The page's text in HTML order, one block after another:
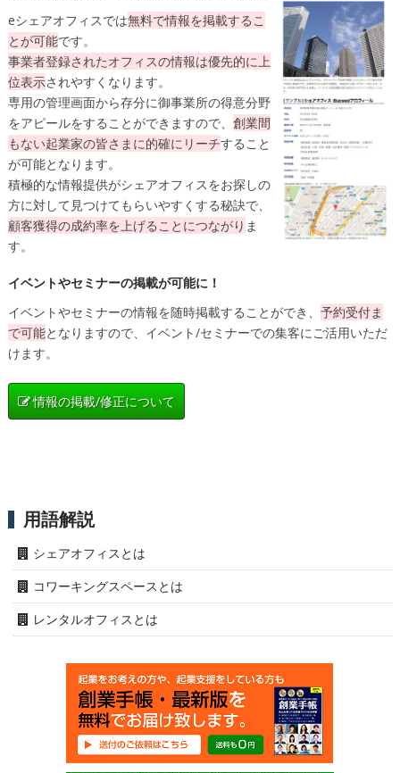
eシェアオフィスでは無料で情報を掲載するこ
とが可能です。
事業者登録されたオフィスの情報は優先的に上
位表示されやすくなります。
専用の管理画面から存分に御事業所の得意分野
をアピールをすることができますので、 創業間
もない起業家の皆さまに的確にリーチすること
が可能となります。
積極的な情報提供がシェアオフィスをお探しの
方に対して見つけてもらいやすくする秘訣で、
顧客獲得の成約率を上げることにつながり ま
す。
イベントやセミナーの掲載が可能に！
イベントやセミナーの情報を随時掲載することができ、 予約受付ま
で可能となりますので、イベント/セミナーでの集客にご活用いただ
けます。
情報の掲載/修正について
用語解説
シェアオフィスとは
コワーキングスペースとは
レンタルオフィスとは